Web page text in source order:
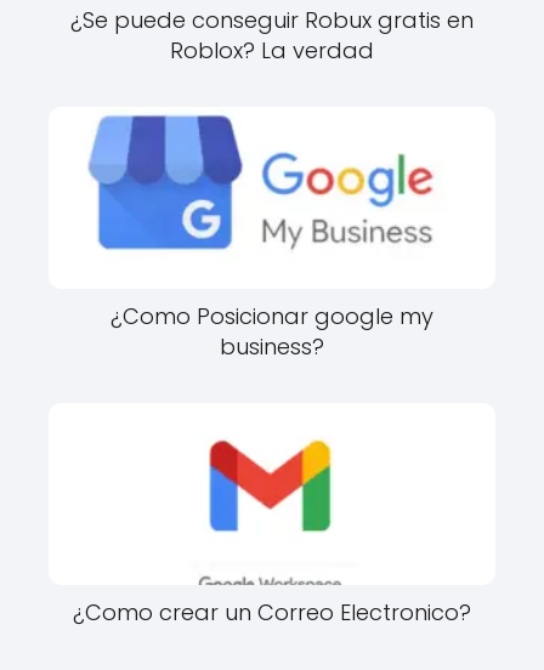
¿Se puede conseguir Robux gratis en
Roblox? La verdad
¿Como Posicionar google my
business?
¿Como crear un Correo Electronico?